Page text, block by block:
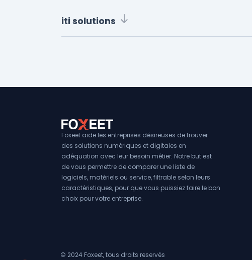
iti solutions
Foxeet aide les entreprises désireuses de trouver
des solutions numériques et digitales en
adéquation avec leur besoin métier. Notre but est
de vous permettre de comparer une liste de
logiciels, matériels ou service, filtrable selon leurs
caractéristiques, pour que vous puissiez faire le bon
choix pour votre entreprise.
© 2024 Foxeet, tous droits reservés